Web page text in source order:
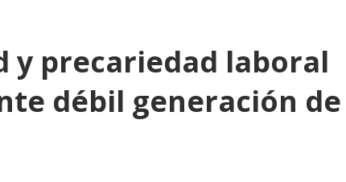
y precariedad laboral
débil generación de